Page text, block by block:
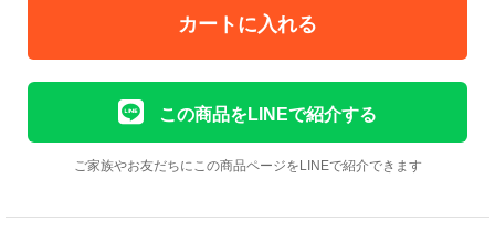
カートに入れる
この商品をLINEで紹介する
ご家族やお友だちにこの商品ページをLINEで紹介できます